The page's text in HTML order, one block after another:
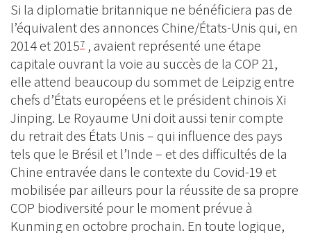
Si la diplomatie britannique ne bénéficiera pas de
l’équivalent des annonces Chine/États-Unis qui, en
2014 et 20157 , avaient représenté une étape
capitale ouvrant la voie au succès de la COP 21,
elle attend beaucoup du sommet de Leipzig entre
chefs d’États européens et le président chinois Xi
Jinping. Le Royaume Uni doit aussi tenir compte
du retrait des États Unis – qui influence des pays
tels que le Brésil et l’Inde – et des difficultés de la
Chine entravée dans le contexte du Covid-19 et
mobilisée par ailleurs pour la réussite de sa propre
COP biodiversité pour le moment prévue à
Kunming en octobre prochain. En toute logique,